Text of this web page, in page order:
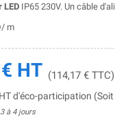
LEDIP65 230V. Un câble
m
HT (114,17 € TTC)
d'éco-participation (Soit
à 4 jours